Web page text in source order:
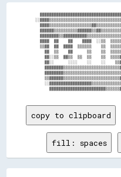
▓▓▓▓  ▓▓    ▓▓    ▓▓▓▓  ░░▒▒
▒▒▓▓  ▓▓  ▓▓▓▓  ▒▒▒▒▒▒    ▒▒
▓▓  ▒▒    ▓▓      ▒▒    ▒▒
▓▓░░▒▒  ▓▓▒▒  ▒▒  ▒▒    ▒▒
▓▓░░      ░░░░    ░░    ░░
copy to clipboard
fill: spaces